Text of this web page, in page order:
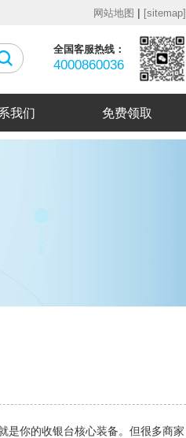
网站地图 | [sitemap]
全国客服热线：
4000860036
我们 免费领取
是你的收银台核心装备。但很多商家